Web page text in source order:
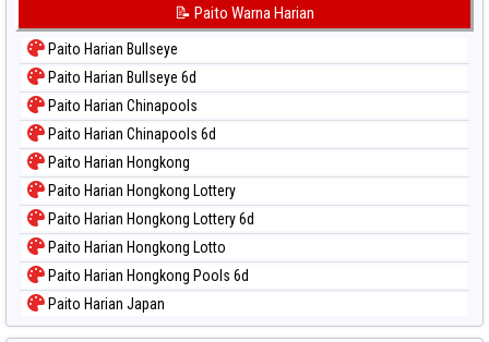
Paito Warna Kuda Lari
Paito Warna Magnum Cambodia
Paito Warna Nagoya
Paito Warna New York Midday
Paito Warna North Carolina Day
Paito Warna Pcso
Paito Warna Pennsylvania Day
Paito Warna Sao Paulo
Paito Warna Singapore
Paito Warna Sydney
Paito Warna Sydney Lottery
📝 Paito Warna Harian
Paito Harian Bullseye
Paito Harian Bullseye 6d
Paito Harian Chinapools
Paito Harian Chinapools 6d
Paito Harian Hongkong
Paito Harian Hongkong Lottery
Paito Harian Hongkong Lottery 6d
Paito Harian Hongkong Lotto
Paito Harian Hongkong Pools 6d
Paito Harian Japan
Paito Harian Japan 6d